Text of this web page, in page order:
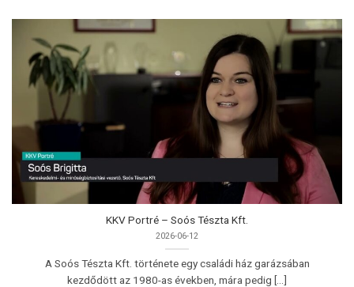
KKV Portré – Soós Tészta Kft.
2026-06-12
A Soós Tészta Kft. története egy családi ház garázsában
kezdődött az 1980-as években, mára pedig [...]